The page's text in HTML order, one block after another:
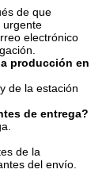
de que
urgente
electrónico
producción en
de la estación
de entrega?
de la
del envío.